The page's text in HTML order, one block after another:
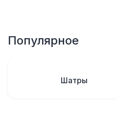
Популярное
Шатры